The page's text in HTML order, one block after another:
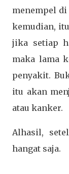
menempel
kemudian,
jika setiap
maka lama
penyakit.
itu akan
atau kanker.
Alhasil,
hangat saja.